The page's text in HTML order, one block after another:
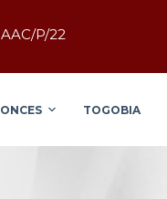
P/22
TOGOBIA